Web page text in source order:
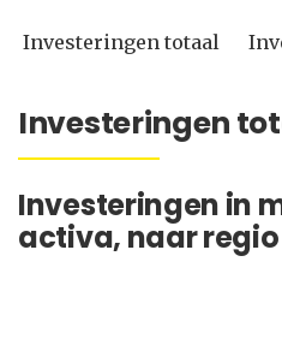
Investeringen totaal
Investeringen
Investeringen in
activa, naar regio